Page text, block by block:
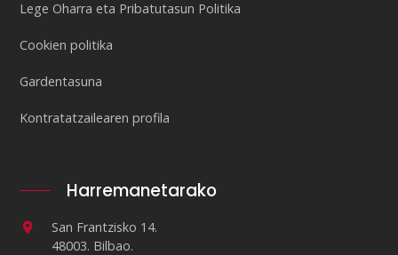
Lege Oharra eta Pribatutasun Politika
Cookien politika
Gardentasuna
Kontratatzailearen profila
Harremanetarako
San Frantzisko 14.
48003. Bilbao.